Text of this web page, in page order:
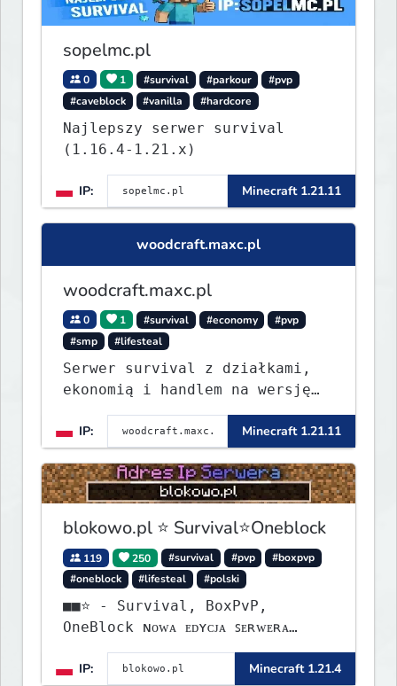
sopelmc.pl
0 1 #survival #parkour
#pvp
#caveblock
#vanilla #hardcore
Najlepszy serwer survival
(1.16.4-1.21.x)
IP: Minecraft 1.21.11
woodcraft.maxc.pl
woodcraft.maxc.pl
0 1 #survival #economy
#pvp
#smp
#lifesteal
Serwer survival z działkami,
ekonomią i handlem na wersję
1.8 - 26.1.1. Rekru ON
IP:
Minecraft 1.21.11
blokowo.pl ⭐ Survival⭐Oneblock
119 250 #survival #pvp
#boxpvp
#oneblock
#lifesteal #polski
■■⭐ - Survival, BoxPvP,
OneBlock ɴᴏᴡᴀ ᴇᴅʏᴄᴊᴀ ꜱᴇʀᴡᴇʀᴀ
ᴡʏꜱᴛᴀʀᴛᴏᴡᴀʟᴀ!
IP:
Minecraft 1.21.4